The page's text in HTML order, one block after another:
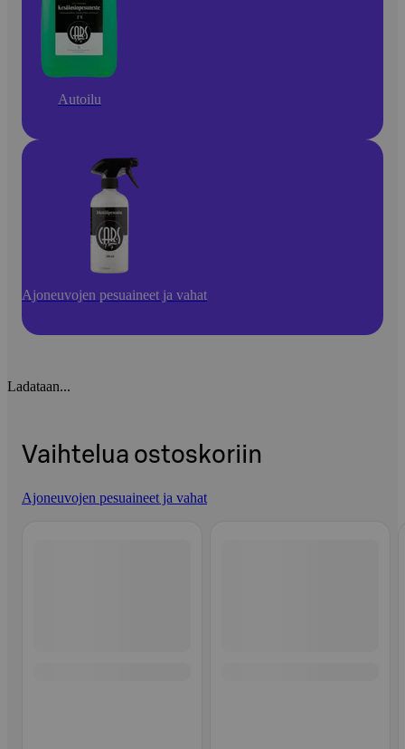
Autoilu
Ajoneuvojen pesuaineet ja vahat
Ladataan...
Vaihtelua ostoskoriin
Ajoneuvojen pesuaineet ja vahat